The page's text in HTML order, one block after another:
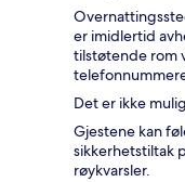
er imidlertid
tilstøtende rom
Det er ikke
Gjestene kan
sikkerhetstiltak
røykvarsler.